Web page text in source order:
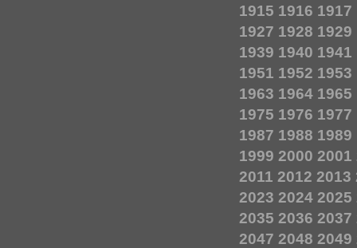
1915 1916 1917
1927 1928 1929
1939 1940 1941
1951 1952 1953
1963 1964 1965
1975 1976 1977
1987 1988 1989
1999 2000 2001
2011 2012 2013
2023 2024 2025
2035 2036 2037
2047 2048 2049